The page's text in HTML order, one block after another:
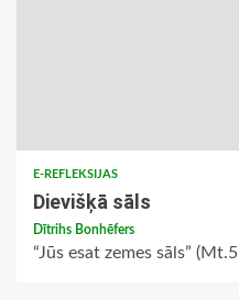
E-REFLEKSIJAS
Dievišķā sāls
Dītrihs Bonhēfers
“Jūs esat zemes sāls”